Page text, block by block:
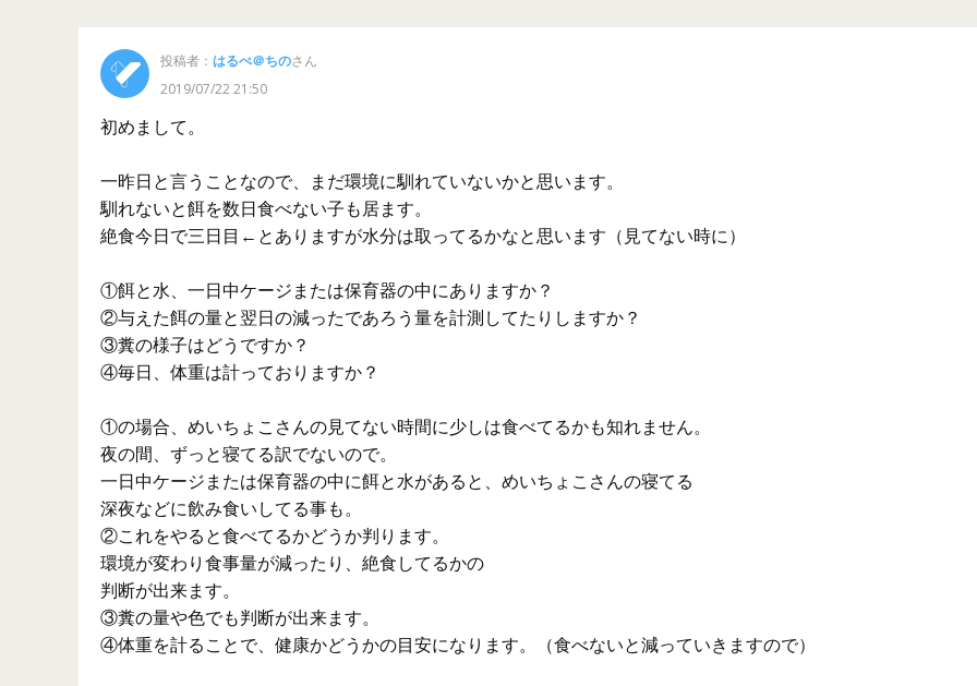
投稿者： はるぺ＠ちのさん
2019/07/22 21:50
初めまして。
一昨日と言うことなので、まだ環境に馴れていないかと思います。
馴れないと餌を数日食べない子も居ます。
絶食今日で三日目←とありますが水分は取ってるかなと思います（見てない時に）
①餌と水、一日中ケージまたは保育器の中にありますか？
②与えた餌の量と翌日の減ったであろう量を計測してたりしますか？
③糞の様子はどうですか？
④毎日、体重は計っておりますか？
①の場合、めいちょこさんの見てない時間に少しは食べてるかも知れません。
夜の間、ずっと寝てる訳でないので。
一日中ケージまたは保育器の中に餌と水があると、めいちょこさんの寝てる
深夜などに飲み食いしてる事も。
②これをやると食べてるかどうか判ります。
環境が変わり食事量が減ったり、絶食してるかの
判断が出来ます。
③糞の量や色でも判断が出来ます。
④体重を計ることで、健康かどうかの目安になります。（食べないと減っていきますので）